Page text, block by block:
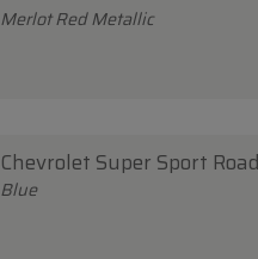
Merlot Red Metallic
Chevrolet Super Sport
Blue